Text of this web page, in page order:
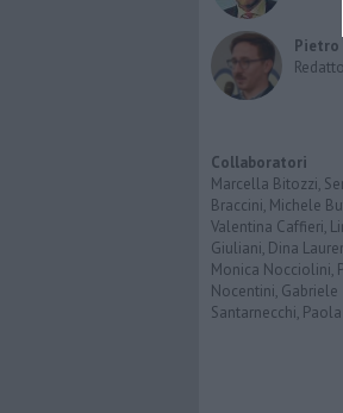
Collaboratori
Marcella Bitozzi,
Braccini, Michele
Valentina Caffieri,
Giuliani, Dina
Monica Nocciolini,
Nocentini, Gabriele
Santarnecchi,